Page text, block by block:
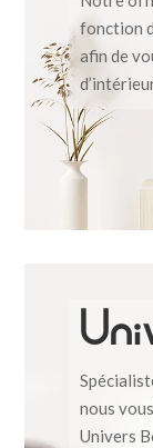
fonction
afin de
nous
Univers